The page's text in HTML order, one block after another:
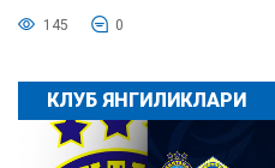
145 0
КЛУБ ЯНГИЛИКЛАРИ